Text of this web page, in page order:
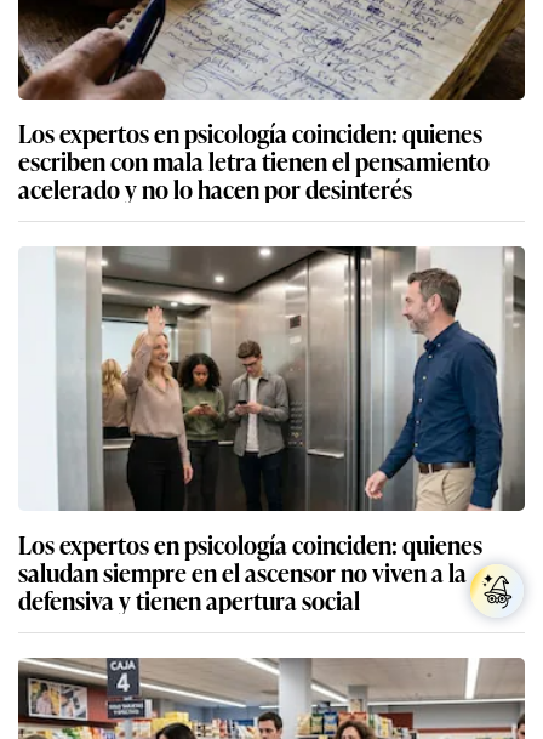
Los expertos en psicología coinciden: quienes
escriben con mala letra tienen el pensamiento
acelerado y no lo hacen por desinterés
Los expertos en psicología coinciden: quienes
saludan siempre en el ascensor no viven a la
defensiva y tienen apertura social